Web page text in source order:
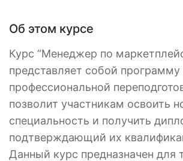
Об этом курсе
Курс “Менеджер по
представляет собой программу
профессиональной
позволит участникам освоить
специальность и получить
подтверждающий их
Данный курс предназначен для